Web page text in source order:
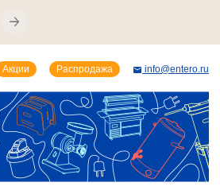
Акции Распродажа info@entero.ru